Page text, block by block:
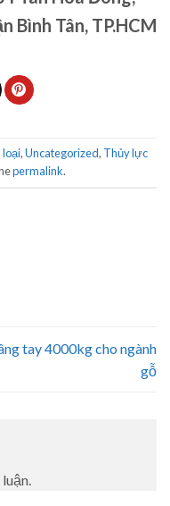
Bình Tân, TP.HCM
loại,Uncategorized, Thủy lực
permalink.
tay 4000kg cho ngành
gỗ